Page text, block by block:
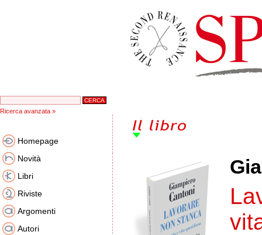
Ricerca avanzata »
Homepage
Novità
Libri
Riviste
Argomenti
Autori